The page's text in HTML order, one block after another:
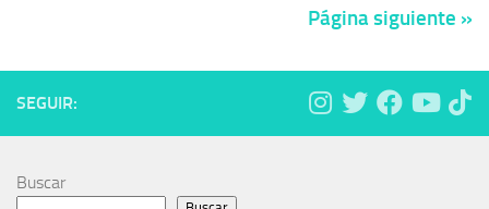
Página siguiente »
SEGUIR:
Buscar